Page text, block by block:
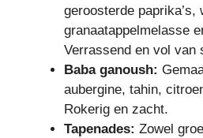
geroosterde paprika’s,
granaatappelmelasse
Verrassend en vol van
Baba ganoush:
aubergine, tahin,
Rokerig en zacht.
Tapenades: Zowel